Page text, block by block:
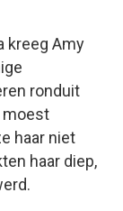
kreeg Amy
ronduit
moest
haar niet
haar diep,